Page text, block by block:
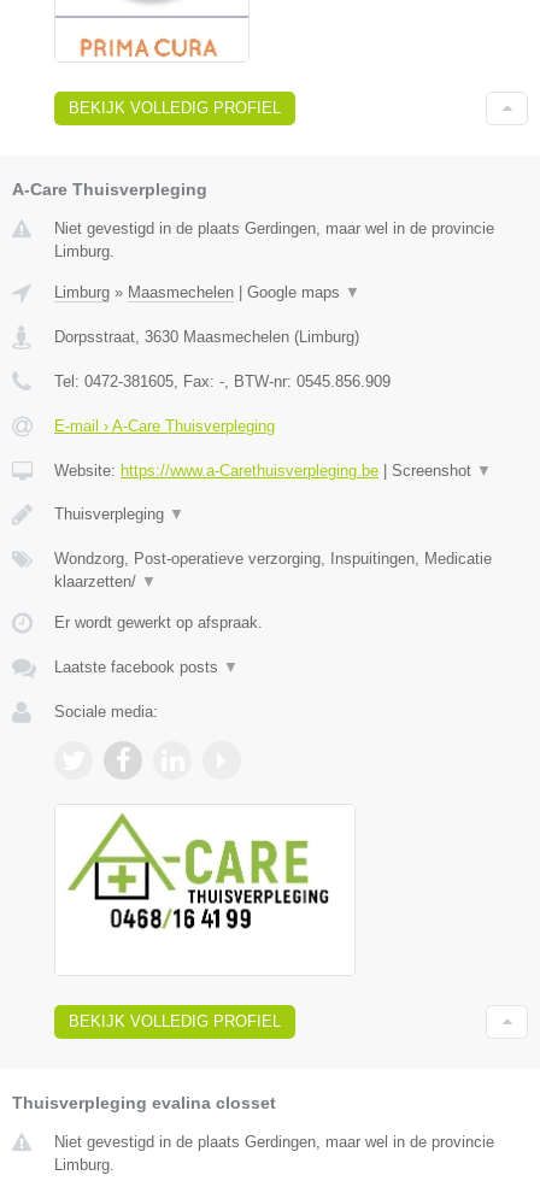
BEKIJK VOLLEDIG PROFIEL
A-Care Thuisverpleging
Niet gevestigd in de plaats Gerdingen, maar wel in de provincie
Limburg.
Limburg » Maasmechelen Google maps ▼
Dorpsstraat, 3630 Maasmechelen (Limburg)
Tel: 0472-381605, Fax: -, BTW-nr: 0545.856.909
E-mail › A-Care Thuisverpleging
Website: https://www.a-Carethuisverpleging.be Screenshot ▼
Thuisverpleging ▼
Wondzorg, Post-operatieve verzorging, Inspuitingen, Medicatie
klaarzetten/ ▼
Er wordt gewerkt op afspraak.
Laatste facebook posts ▼
Sociale media:
BEKIJK VOLLEDIG PROFIEL
Thuisverpleging evalina closset
Niet gevestigd in de plaats Gerdingen, maar wel in de provincie
Limburg.